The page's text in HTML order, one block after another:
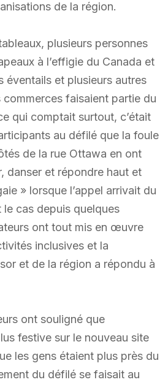
de la région.
plusieurs personnes
à l’effigie du Canada et
éventails et plusieurs autres
commerces faisaient partie du
qui comptait surtout, c’était
au défilé que la foule
de la rue Ottawa en ont
danser et répondre haut et
» lorsque l’appel arrivait du
le cas depuis quelques
ont tout mis en œuvre
inclusives et la
et de la région a répondu à
ont souligné que
festive sur le nouveau site
les gens étaient plus près du
du défilé se faisait au